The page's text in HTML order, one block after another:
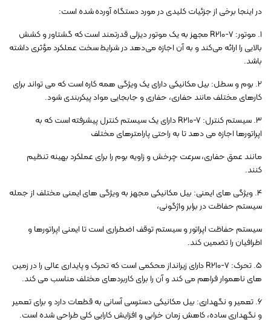
در اینجا برخی از جزئیات کلیدی در مورد دستگاه آورده شده است:
1. موتور: R210-7 مجهز به یک موتور دیزلی قدرتمند است که گشتاور و کشش
بالایی را ارائه می‌کند و به آن اجازه می‌دهد در شرایط سخت عملکرد مؤثری داشته
باشد.
2. بوم و سطل: بیل مکانیکی دارای یک ویژگی همه کاره است که می تواند برای
کارهای مختلف مانند حفاری، حفاری و جابجایی مواد پیکربندی شود.
3. سیستم کنترل: R210-7 دارای یک سیستم کنترل پیشرفته است که به
اپراتورها اجازه می دهد تا به راحتی پارامترهای مختلف
مانند عمق حفاری، سرعت چرخش و زاویه بوم را برای عملکرد بهینه تنظیم
کنند.
4. ویژگی های ایمنی: بیل مکانیکی مجهز به ویژگی های ایمنی مختلف از جمله
سیستم حفاظت در برابر واژگونی،
سیستم حفاظت اپراتور و سیستم توقف اضطراری است تا ایمنی اپراتورها و
اطرافیان را تضمین کند.
5. تحرک: R210-7 دارای زیرانداز محکمی است که تحرک و پایداری عالی را در زمین
های ناهموار فراهم می کند و آن را برای کاربردهای مختلف مناسب می کند.
6. تعمیر و نگهداری: بیل مکانیکی دسترسی آسانی به قطعات دارد و برای تعمیر
و نگهداری ساده، کاهش زمان خرابی و افزایش کارایی کلی طراحی شده است.